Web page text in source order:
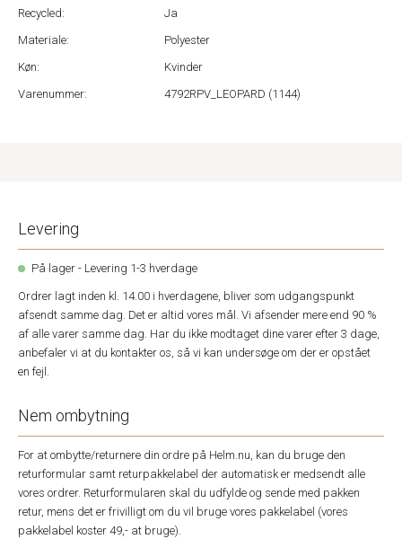
Recycled:
Ja
Materiale:
Polyester
Køn:
Kvinder
Varenummer:
4792RPV_LEOPARD (1144)
Levering
På lager - Levering 1-3 hverdage
Ordrer lagt inden kl. 14.00 i hverdagene, bliver som udgangspunkt
afsendt samme dag. Det er altid vores mål. Vi afsender mere end 90 %
af alle varer samme dag. Har du ikke modtaget dine varer efter 3 dage,
anbefaler vi at du kontakter os, så vi kan undersøge om der er opstået
en fejl.
Nem ombytning
For at ombytte/returnere din ordre på Helm.nu, kan du bruge den
returformular samt returpakkelabel der automatisk er medsendt alle
vores ordrer. Returformularen skal du udfylde og sende med pakken
retur, mens det er frivilligt om du vil bruge vores pakkelabel (vores
pakkelabel koster 49,- at bruge).